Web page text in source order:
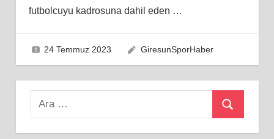
futbolcuyu kadrosuna dahil eden …
24 Temmuz 2023 GiresunSporHaber
Search
Ara